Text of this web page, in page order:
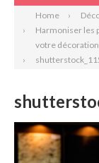
Home
Harmoniser les
votre décoration